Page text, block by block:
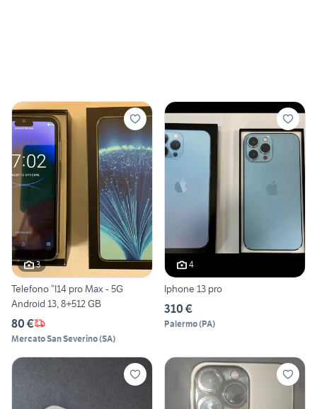
3
Telefono “I14 pro Max - 5G
Android 13, 8+512 GB
80 €
Mercato San Severino(SA)
4
Iphone 13 pro
310 €
Palermo(PA)